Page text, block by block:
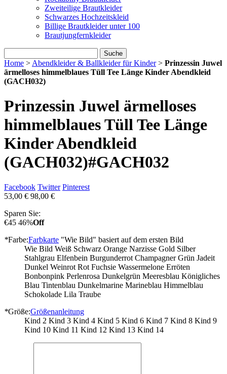
Zweiteilige Brautkleider
Schwarzes Hochzeitskleid
Billige Brautkleider unter 100
Brautjungfernkleider
Suche
Home > Abendkleider & Ballkleider für Kinder> Prinzessin Juwel
ärmelloses himmelblaues Tüll Tee Länge Kinder Abendkleid
(GACH032)
Prinzessin Juwel ärmelloses
himmelblaues Tüll Tee Länge
Kinder Abendkleid
(GACH032)#GACH032
Facebook Twitter Pinterest
53,00 € 98,00 €
Sparen Sie:
€45 46%Off
*Farbe:Farbkarte "Wie Bild" basiert auf dem ersten Bild
Wie Bild Weiß Schwarz Orange Narzisse Gold Silber
Stahlgrau Elfenbein Burgunderrot Champagner Grün Jadeit
Dunkel Weinrot Rot Fuchsie Wassermelone Erröten
Bonbonpink Perlenrosa Dunkelgrün Meeresblau Königliches
Blau Tintenblau Dunkelmarine Marineblau Himmelblau
Schokolade Lila Traube
*Größe:Größenanleitung
Kind 2 Kind 3 Kind 4 Kind 5 Kind 6 Kind 7 Kind 8 Kind 9
Kind 10 Kind 11 Kind 12 Kind 13 Kind 14